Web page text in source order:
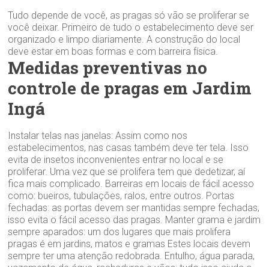
Tudo depende de você, as pragas só vão se proliferar se
você deixar. Primeiro de tudo o estabelecimento deve ser
organizado e limpo diariamente. A construção do local
deve estar em boas formas e com barreira física.
Medidas preventivas no
controle de pragas em Jardim
Ingá
Instalar telas nas janelas: Assim como nos
estabelecimentos, nas casas também deve ter tela. Isso
evita de insetos inconvenientes entrar no local e se
proliferar. Uma vez que se prolifera tem que dedetizar, aí
fica mais complicado. Barreiras em locais de fácil acesso
como: bueiros, tubulações, ralos, entre outros. Portas
fechadas: as portas devem ser mantidas sempre fechadas,
isso evita o fácil acesso das pragas. Manter grama e jardim
sempre aparados: um dos lugares que mais prolifera
pragas é em jardins, matos e gramas Estes locais devem
sempre ter uma atenção redobrada. Entulho, água parada,